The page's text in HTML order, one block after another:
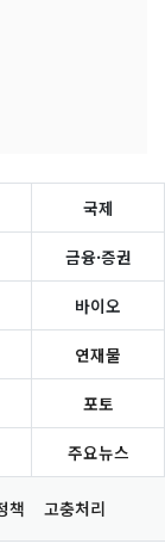
국제
금융·증권
바이오
연재물
포토
주요뉴스
책 고충처리